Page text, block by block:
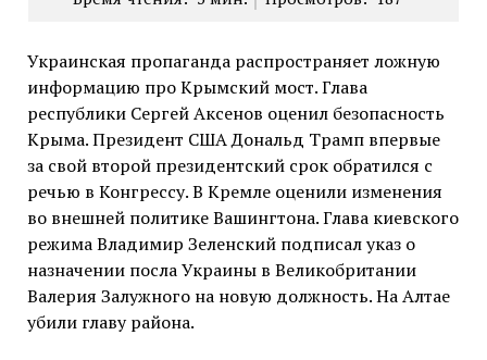
Украинская пропаганда распространяет ложную
информацию про Крымский мост. Глава
республики Сергей Аксенов оценил безопасность
Крыма. Президент США Дональд Трамп впервые
за свой второй президентский срок обратился с
речью в Конгрессу. В Кремле оценили изменения
во внешней политике Вашингтона. Глава киевского
режима Владимир Зеленский подписал указ о
назначении посла Украины в Великобритании
Валерия Залужного на новую должность. На Алтае
убили главу района.